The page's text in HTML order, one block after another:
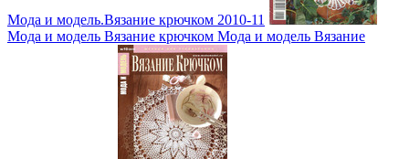
Мода и модель.Вязание крючком 2010-11
Мода и модель Вязание крючком Мода и модель Вязание